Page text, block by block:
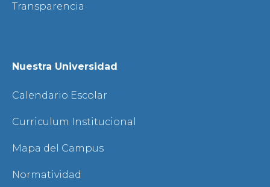
Transparencia
Nuestra Universidad
Calendario Escolar
Curriculum Institucional
Mapa del Campus
Normatividad